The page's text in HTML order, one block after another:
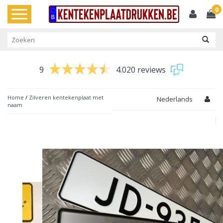
Toggle
navigation
0
9 4.020 reviews
Home / Zilveren kentekenplaat met
naam
Nederlands